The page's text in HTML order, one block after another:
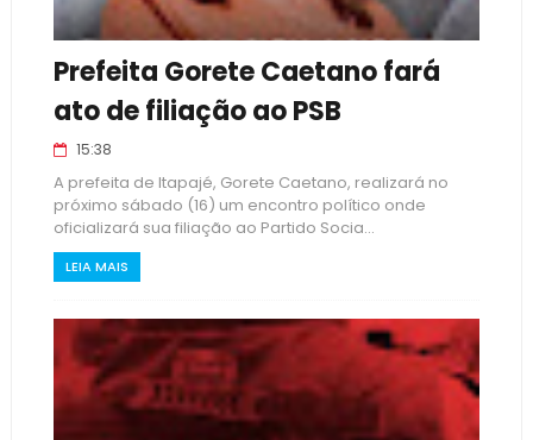
Prefeita Gorete Caetano fará
ato de filiação ao PSB
15:38
A prefeita de Itapajé, Gorete Caetano, realizará no
próximo sábado (16) um encontro político onde
oficializará sua filiação ao Partido Socia...
LEIA MAIS